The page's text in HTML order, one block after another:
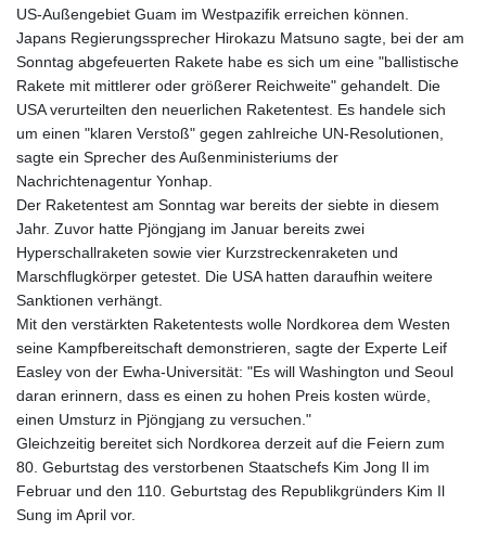
US-Außengebiet Guam im Westpazifik erreichen können.
Japans Regierungssprecher Hirokazu Matsuno sagte, bei der am
Sonntag abgefeuerten Rakete habe es sich um eine "ballistische
Rakete mit mittlerer oder größerer Reichweite" gehandelt. Die
USA verurteilten den neuerlichen Raketentest. Es handele sich
um einen "klaren Verstoß" gegen zahlreiche UN-Resolutionen,
sagte ein Sprecher des Außenministeriums der
Nachrichtenagentur Yonhap.
Der Raketentest am Sonntag war bereits der siebte in diesem
Jahr. Zuvor hatte Pjöngjang im Januar bereits zwei
Hyperschallraketen sowie vier Kurzstreckenraketen und
Marschflugkörper getestet. Die USA hatten daraufhin weitere
Sanktionen verhängt.
Mit den verstärkten Raketentests wolle Nordkorea dem Westen
seine Kampfbereitschaft demonstrieren, sagte der Experte Leif
Easley von der Ewha-Universität: "Es will Washington und Seoul
daran erinnern, dass es einen zu hohen Preis kosten würde,
einen Umsturz in Pjöngjang zu versuchen."
Gleichzeitig bereitet sich Nordkorea derzeit auf die Feiern zum
80. Geburtstag des verstorbenen Staatschefs Kim Jong Il im
Februar und den 110. Geburtstag des Republikgründers Kim Il
Sung im April vor.